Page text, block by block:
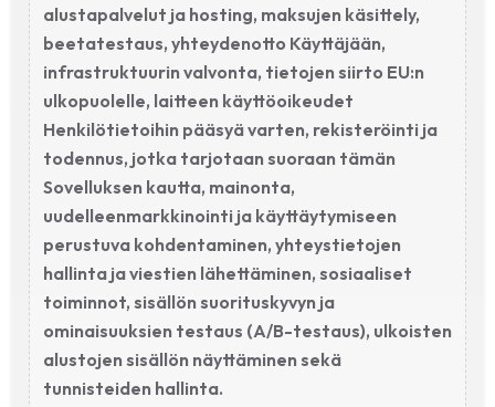
alustapalvelut ja hosting, maksujen käsittely,
beetatestaus, yhteydenotto Käyttäjään,
infrastruktuurin valvonta, tietojen siirto EU:n
ulkopuolelle, laitteen käyttöoikeudet
Henkilötietoihin pääsyä varten, rekisteröinti ja
todennus, jotka tarjotaan suoraan tämän
Sovelluksen kautta, mainonta,
uudelleenmarkkinointi ja käyttäytymiseen
perustuva kohdentaminen, yhteystietojen
hallinta ja viestien lähettäminen, sosiaaliset
toiminnot, sisällön suorituskyvyn ja
ominaisuuksien testaus (A/B-testaus), ulkoisten
alustojen sisällön näyttäminen sekä
tunnisteiden hallinta.